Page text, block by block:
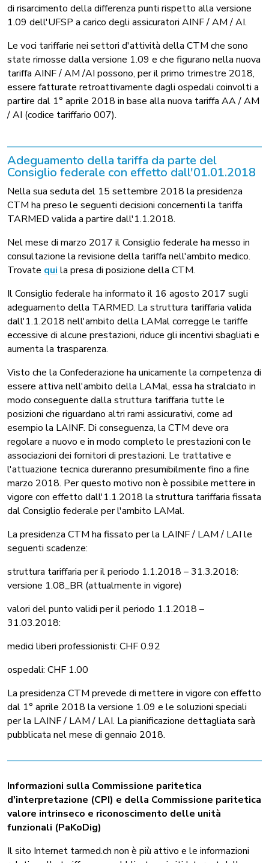
di risarcimento della differenza punti rispetto alla versione
1.09 dell'UFSP a carico degli assicuratori AINF / AM / AI.
Le voci tariffarie nei settori d'attività della CTM che sono
state rimosse dalla versione 1.09 e che figurano nella nuova
tariffa AINF / AM /AI possono, per il primo trimestre 2018,
essere fatturate retroattivamente dagli ospedali coinvolti a
partire dal 1° aprile 2018 in base alla nuova tariffa AA / AM
/ AI (codice tariffario 007).
Adeguamento della tariffa da parte del
Consiglio federale con effetto dall'01.01.2018
Nella sua seduta del 15 settembre 2018 la presidenza
CTM ha preso le seguenti decisioni concernenti la tariffa
TARMED valida a partire dall'1.1.2018.
Nel mese di marzo 2017 il Consiglio federale ha messo in
consultazione la revisione della tariffa nell'ambito medico.
Trovate qui la presa di posizione della CTM.
Il Consiglio federale ha informato il 16 agosto 2017 sugli
adeguamento della TARMED. La struttura tariffaria valida
dall'1.1.2018 nell'ambito della LAMal corregge le tariffe
eccessive di alcune prestazioni, riduce gli incentivi sbagliati e
aumenta la trasparenza.
Visto che la Confederazione ha unicamente la competenza di
essere attiva nell'ambito della LAMal, essa ha stralciato in
modo conseguente dalla struttura tariffaria tutte le
posizioni che riguardano altri rami assicurativi, come ad
esempio la LAINF. Di conseguenza, la CTM deve ora
regolare a nuovo e in modo completo le prestazioni con le
associazioni dei fornitori di prestazioni. Le trattative e
l'attuazione tecnica dureranno presumibilmente fino a fine
marzo 2018. Per questo motivo non è possibile mettere in
vigore con effetto dall'1.1.2018 la struttura tariffaria fissata
dal Consiglio federale per l'ambito LAMal.
La presidenza CTM ha fissato per la LAINF / LAM / LAI le
seguenti scadenze:
struttura tariffaria per il periodo 1.1.2018 – 31.3.2018:
versione 1.08_BR (attualmente in vigore)
valori del punto validi per il periodo 1.1.2018 –
31.03.2018:
medici liberi professionisti: CHF 0.92
ospedali: CHF 1.00
La presidenza CTM prevede di mettere in vigore con effetto
dal 1° aprile 2018 la versione 1.09 e le soluzioni speciali
per la LAINF / LAM / LAI. La pianificazione dettagliata sarà
pubblicata nel mese di gennaio 2018.
Informazioni sulla Commissione paritetica
d'interpretazione (CPI) e della Commissione paritetica
valore intrinseco e riconoscimento delle unità
funzionali (PaKoDig)
Il sito Internet tarmed.ch non è più attivo e le informazioni